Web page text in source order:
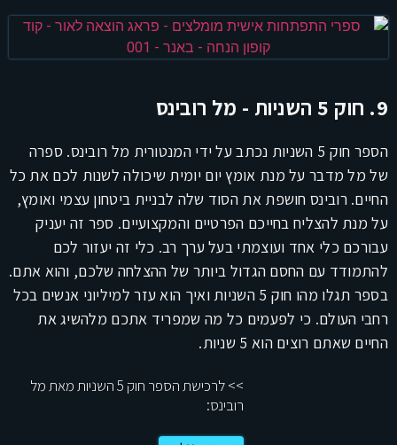
9. חוק 5 השניות - מל רובינס
הספר חוק 5 השניות נכתב על ידי המנטורית מל רובינס. ספרה
של מל מדבר על מנת אומץ יום יומית שיכולה לשנות לכם את כל
החיים. רובינס חושפת את הסוד שלה לבניית ביטחון עצמי ואומץ,
על מנת להצליח בחייכם הפרטיים והמקצועיים. ספר זה יעניק
עבורכם כלי אחד ועוצמתי בעל ערך רב. כלי זה יעזור לכם
להתמודד עם החסם הגדול ביותר של ההצלחה שלכם, והוא אתם.
בספר תגלו מהו חוק 5 השניות ואיך הוא עזר למיליוני אנשים בכל
רחבי העולם. כי לפעמים כל מה שמפריד אתכם מלהשיג את
החיים שאתם רוצים הוא 5 שניות.
>> לרכישת הספר חוק 5 השניות מאת מל
רובינס: